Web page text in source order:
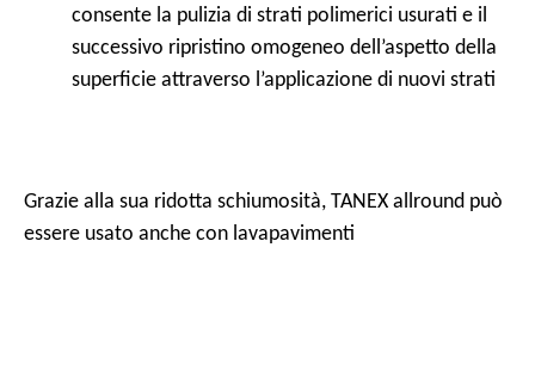
consente la pulizia di strati polimerici usurati e il
successivo ripristino omogeneo dell’aspetto della
superficie attraverso l’applicazione di nuovi strati
Grazie alla sua ridotta schiumosità, TANEX allround può
essere usato anche con lavapavimenti